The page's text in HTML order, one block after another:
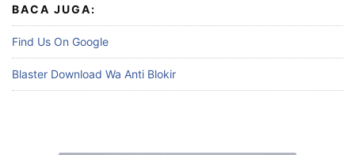
BACA JUGA:
Find Us On Google
Blaster Download Wa Anti Blokir